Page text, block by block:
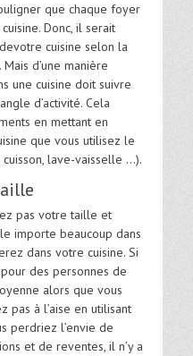
que chaque foyer
Donc, il serait
cuisine selon la
d’une manière
une cuisine doit suivre
d’activité. Cela
en mettant en
que vous utilisez le
lave-vaisselle …).
pas votre taille et
importe beaucoup dans
dans votre cuisine. Si
des personnes de
alors que vous
pas à l’aise en utilisant
perdriez l’envie de
et de reventes, il n’y a